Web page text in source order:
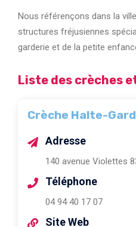
Nous référençons dans la
structures fréjusiennes
garderie et de la petite
Liste des crèches
Crèche Halte-
Adresse
140 avenue Violettes
Téléphone
04 94 40 17 07
Site Web